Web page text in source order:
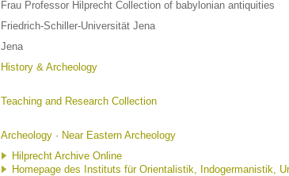
Frau Professor Hilprecht Collection of babylonian antiquities
Friedrich-Schiller-Universität Jena
Jena
History & Archeology
Teaching and Research Collection
Archeology · Near Eastern Archeology
Hilprecht Archive Online
Homepage des Instituts für Orientalistik, Indogermanistik,